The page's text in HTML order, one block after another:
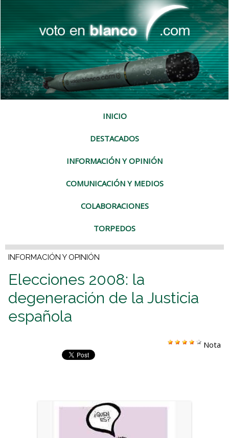
INICIO
DESTACADOS
INFORMACIÓN Y OPINIÓN
COMUNICACIÓN Y MEDIOS
COLABORACIONES
TORPEDOS
INFORMACIÓN Y OPINIÓN
Elecciones 2008: la
degeneración de la Justicia
española
Nota